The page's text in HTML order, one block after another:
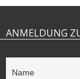
ANMELDUNG